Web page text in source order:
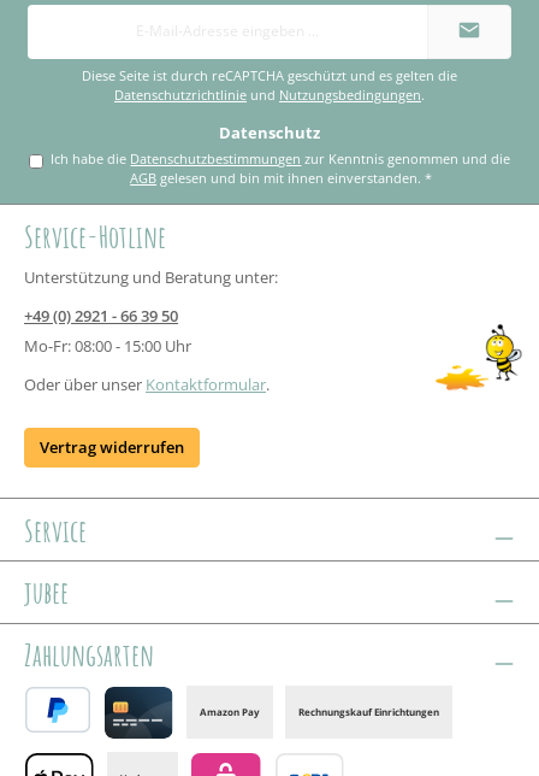
E-
Adresse
Diese Seite ist durch reCAPTCHA geschützt und es gelten die
Datenschutzrichtlinie und Nutzungsbedingungen.
Datenschutz
Ich habe die Datenschutzbestimmungen
AGB gelesen und bin mit ihnen einverstanden.*
Service-Hotline
Unterstützung und Beratung unter:
+49 (0) 2921 - 66 39 50
Mo-Fr: 08:00 - 15:00 Uhr
Oder über unser Kontaktformular.
Vertrag widerrufen
Service
jubee
Zahlungsarten
Amazon Pay Rechnungskauf Einrichtungen